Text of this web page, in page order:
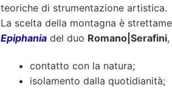
teoriche di strumentazione artistica.
La scelta della montagna è
Epiphania del duo Romano|Serafini
contatto con la natura;
isolamento dalla quotidianità;